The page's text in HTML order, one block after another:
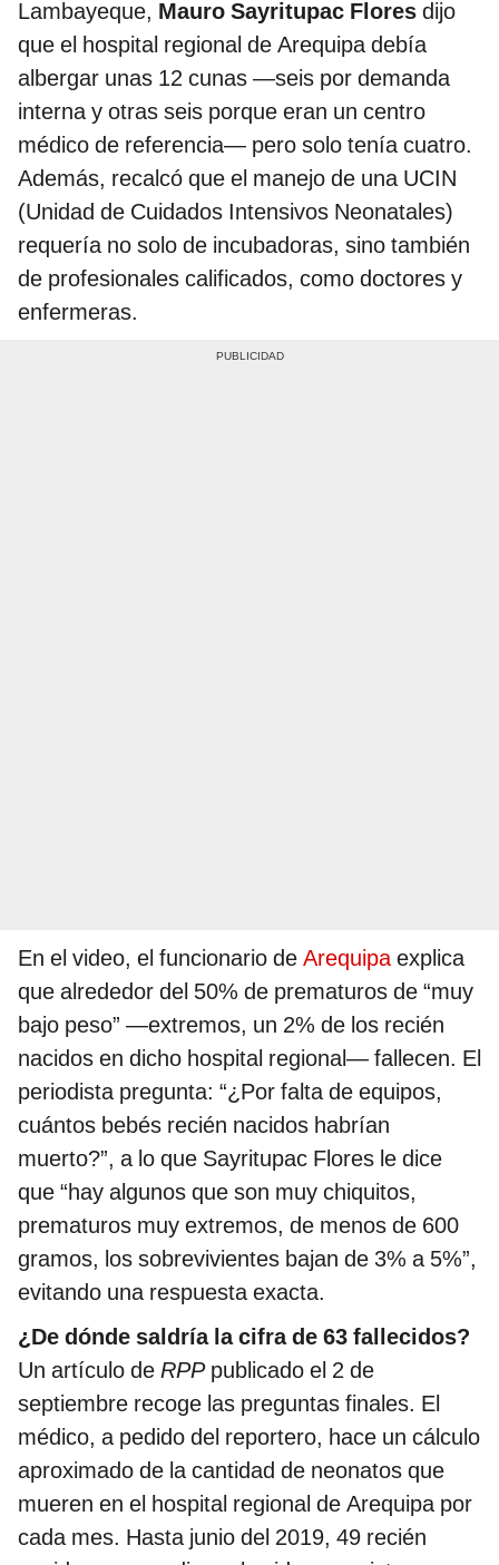
Lambayeque, Mauro Sayritupac Flores dijo
que el hospital regional de Arequipa debía
albergar unas 12 cunas —seis por demanda
interna y otras seis porque eran un centro
médico de referencia— pero solo tenía cuatro.
Además, recalcó que el manejo de una UCIN
(Unidad de Cuidados Intensivos Neonatales)
requería no solo de incubadoras, sino también
de profesionales calificados, como doctores y
enfermeras.
En el video, el funcionario de Arequipaexplica
que alrededor del 50% de prematuros de “muy
bajo peso” —extremos, un 2% de los recién
nacidos en dicho hospital regional— fallecen. El
periodista pregunta: “¿Por falta de equipos,
cuántos bebés recién nacidos habrían
muerto?”, a lo que Sayritupac Flores le dice
que “hay algunos que son muy chiquitos,
prematuros muy extremos, de menos de 600
gramos, los sobrevivientes bajan de 3% a 5%”,
evitando una respuesta exacta.
¿De dónde saldría la cifra de 63 fallecidos?
Un artículo de RPPpublicado el 2 de
septiembre recoge las preguntas finales. El
médico, a pedido del reportero, hace un cálculo
aproximado de la cantidad de neonatos que
mueren en el hospital regional de Arequipa por
cada mes. Hasta junio del 2019, 49 recién